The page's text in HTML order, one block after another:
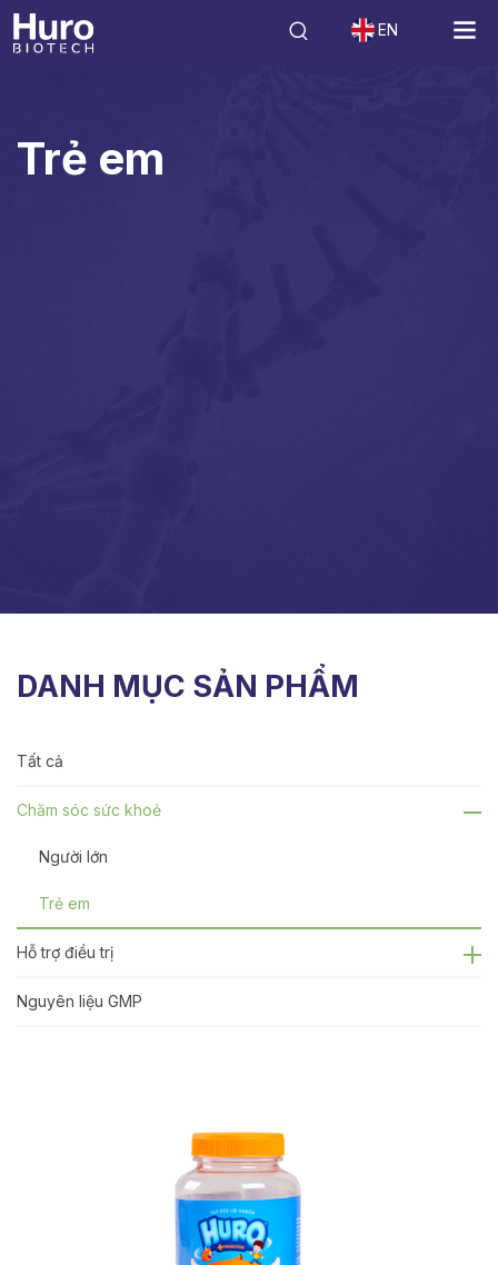
EN
Sản phẩm
Trẻ em
DANH MỤC SẢN PHẨM
Tất cả
Chăm sóc sức khoẻ
Người lớn
Trẻ em
Hỗ trợ điều trị
Nguyên liệu GMP